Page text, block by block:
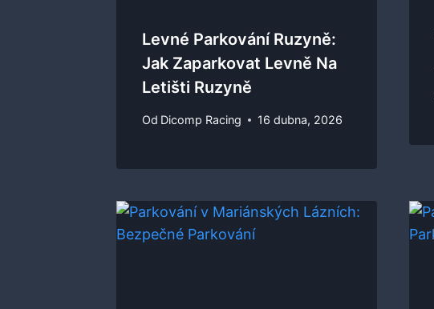
Levné Parkování Ruzyně:
Jak Zaparkovat Levně Na
Letišti Ruzyně
Od Dicomp Racing 16 dubna, 2026